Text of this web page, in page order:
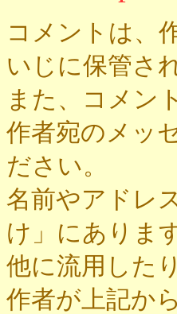
コメントは、
いじに保管さ
また、コメン
作者宛のメッ
ださい。
名前やアドレ
け」にありま
他に流用した
作者が上記か